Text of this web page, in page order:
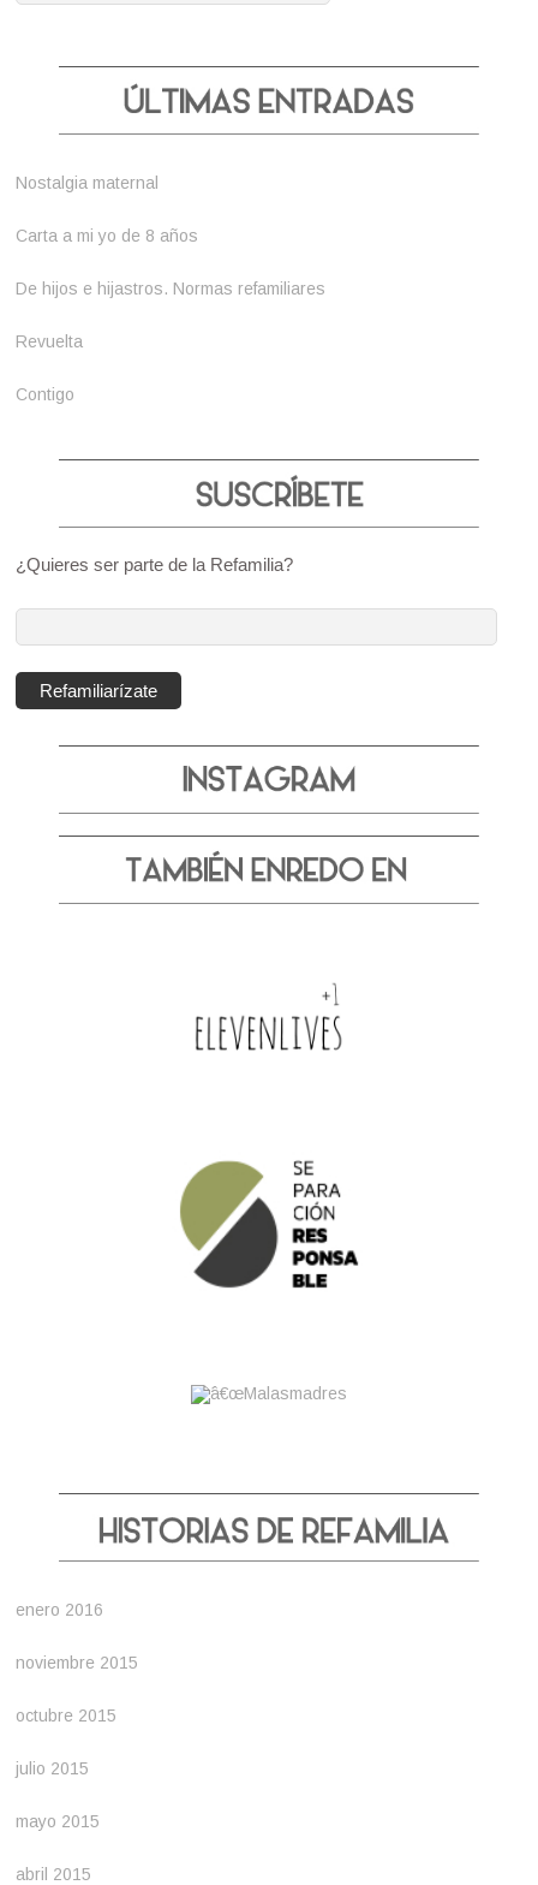
Nostalgia maternal
Carta a mi yo de 8 años
De hijos e hijastros. Normas refamiliares
Revuelta
Contigo
¿Quieres ser parte de la Refamilia?
correo
electrónico:
Refamiliarízate
enero 2016
noviembre 2015
octubre 2015
julio 2015
mayo 2015
abril 2015